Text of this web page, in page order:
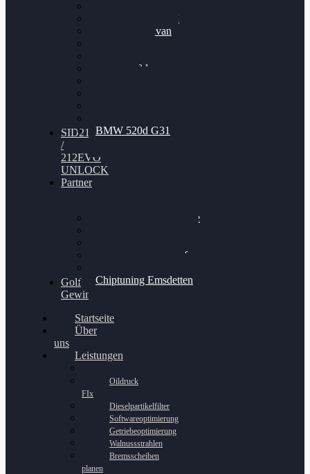
VW Passat 2.0TDI
VW T6 Multivan
BMW 120d
BMW 520d G31
SID212
/
212EVO
UNLOCK
Partner
Bilgenroth Performance
Chiptuning Schüttorf
Chiptuning Emsdetten
Golf
Gewinnspiel
Startseite
Über
uns
Leistungen
Oildruck
FIx
Dieselpartikelfilter
Softwareoptimierung
Getriebeoptimierung
Walnussstrahlen
Bremsscheiben
planen